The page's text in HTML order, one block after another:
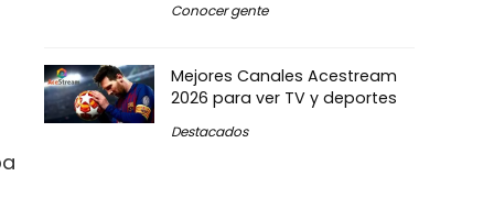
Conocer gente
Mejores Canales Acestream
2026 para ver TV y deportes
Destacados